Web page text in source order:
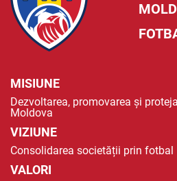
MISIUNE
Dezvoltarea, promovarea și
Moldova
VIZIUNE
Consolidarea societății prin fotbal
VALORI